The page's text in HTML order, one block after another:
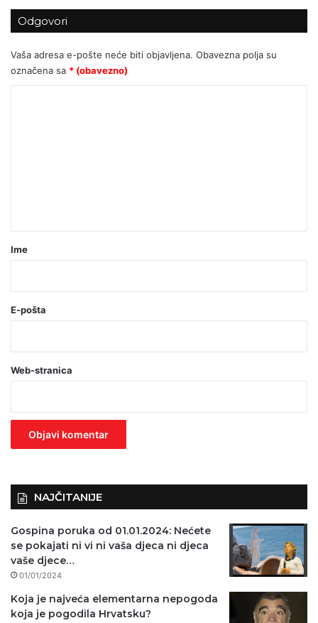
otvorila centar za pomoć silovanim
ženama, Amnesty ga proglasio
“problematičnim”
Odgovori
Vaša adresa e-pošte neće biti objavljena. Obavezna polja su
označena sa * (obavezno)
r
o
a
v
z
Ime
E-pošta
Web-stranica
NAJČITANIJE
Gospina poruka od 01.01.2024: Nećete
se pokajati ni vi ni vaša djeca ni djeca
vaše djece…
01/01/2024
Koja je najveća elementarna nepogoda
koja je pogodila Hrvatsku?